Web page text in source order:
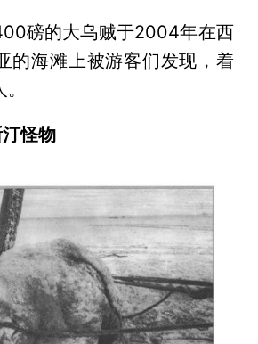
磅的大乌贼于2004年在西
的海滩上被游客们发现，着
怪物